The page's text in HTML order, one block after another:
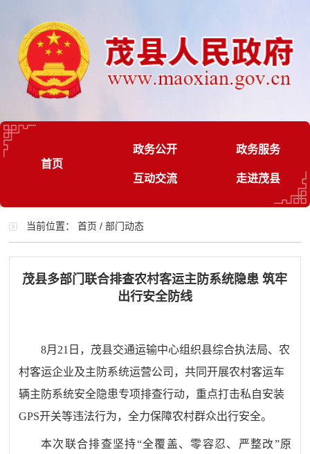
首页
政务公开 政务服务
互动交流 走进茂县
当前位置：首页 /部门动态
茂县多部门联合排查农村客运主防系统隐患 筑牢
出行安全防线
8月 21 日，茂县交通运输中心组织县综合执法局、农
村客运企业及主防系统运营公司，共同开展农村客运车
辆主防系统安全隐患专项排查行动，重点打击私自安装
GPS开关等违法行为，全力保障农村群众出行安全。
本次联合排查坚持“全覆盖、零容忍、严整改”原